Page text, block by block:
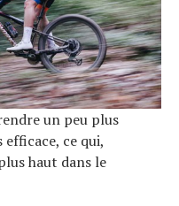
un peu plus
ce qui,
haut dans le